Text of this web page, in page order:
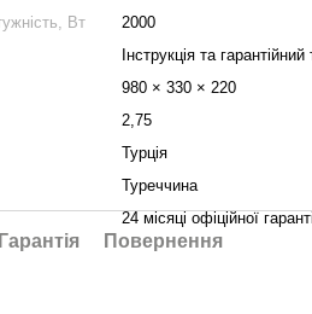
Вт
2000
Інструкція та
980 × 330 × 220
2,75
Турція
Туреччина
24 місяці офіційної
Гарантія Повернення